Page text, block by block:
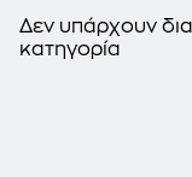
Δεν υπάρχουν
κατηγορία